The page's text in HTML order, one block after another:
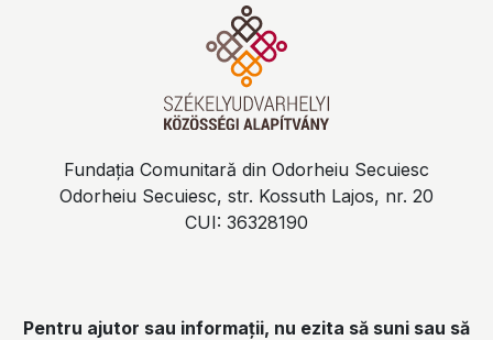
Fundația Comunitară din Odorheiu Secuiesc
Odorheiu Secuiesc, str. Kossuth Lajos, nr. 20
CUI: 36328190
Pentru ajutor sau informații, nu ezita să suni sau să